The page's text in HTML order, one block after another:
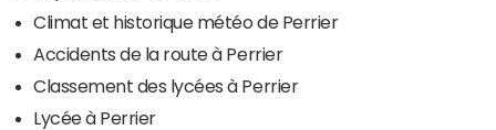
Climat et historique météo de Perrier
Accidents de la route à Perrier
Classement des lycées à Perrier
Lycée à Perrier